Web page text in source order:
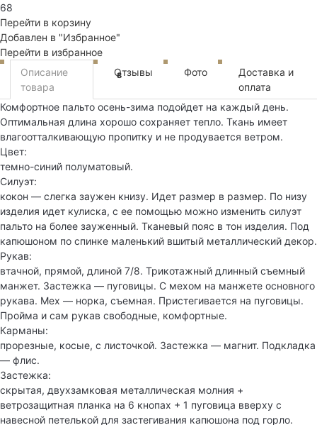
68
Перейти в корзину
Добавлен в "Избранное"
Перейти в избранное
Описание
товара
Отзывы
8 Фото
Доставка и
оплата
Комфортное пальто осень-зима подойдет на каждый день.
Оптимальная длина хорошо сохраняет тепло. Ткань имеет
влагоотталкивающую пропитку и не продувается ветром.
Цвет:
темно-синий полуматовый.
Силуэт:
кокон — слегка заужен книзу. Идет размер в размер. По низу
изделия идет кулиска, с ее помощью можно изменить силуэт
пальто на более зауженный. Тканевый пояс в тон изделия. Под
капюшоном по спинке маленький вшитый металлический декор.
Рукав:
втачной, прямой, длиной 7/8. Трикотажный длинный съемный
манжет. Застежка — пуговицы. С мехом на манжете основного
рукава. Мех — норка, съемная. Пристегивается на пуговицы.
Пройма и сам рукав свободные, комфортные.
Карманы:
прорезные, косые, с листочкой. Застежка — магнит. Подкладка
— флис.
Застежка:
скрытая, двухзамковая металлическая молния +
ветрозащитная планка на 6 кнопах + 1 пуговица вверху с
навесной петелькой для застегивания капюшона под горло.